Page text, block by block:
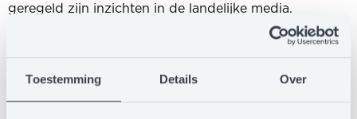
Toestemming Details Over
geregeld zijn inzichten in de landelijke media.
Aljan de Boer is Head of Inspiration bij TrendsActive,
een trend consultancy uit Utrecht dat sociaal-culturele
is Aljan Community Director bij het vooraanstaande
Institute for Real Growth waar hij een community runt